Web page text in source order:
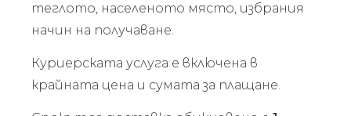
теглото, населеното място, избрания
начин на получаване.
Куриерската услуга е включена в
крайната цена и сумата за плащане.